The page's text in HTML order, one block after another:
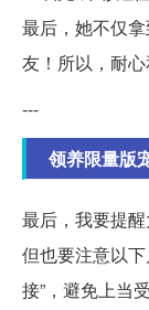
最后，她不仅
友！所以，耐
---
领养限量版
最后，我要提
但也要注意以
接”，避免上当